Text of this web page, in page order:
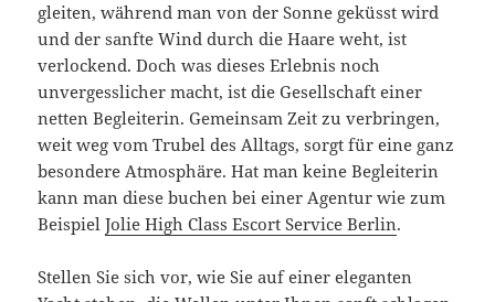
gleiten, während man von der Sonne geküsst wird
und der sanfte Wind durch die Haare weht, ist
verlockend. Doch was dieses Erlebnis noch
unvergesslicher macht, ist die Gesellschaft einer
netten Begleiterin. Gemeinsam Zeit zu verbringen,
weit weg vom Trubel des Alltags, sorgt für eine ganz
besondere Atmosphäre. Hat man keine Begleiterin
kann man diese buchen bei einer Agentur wie zum
BeispielJolie High Class Escort Service Berlin.
Stellen Sie sich vor, wie Sie auf einer eleganten